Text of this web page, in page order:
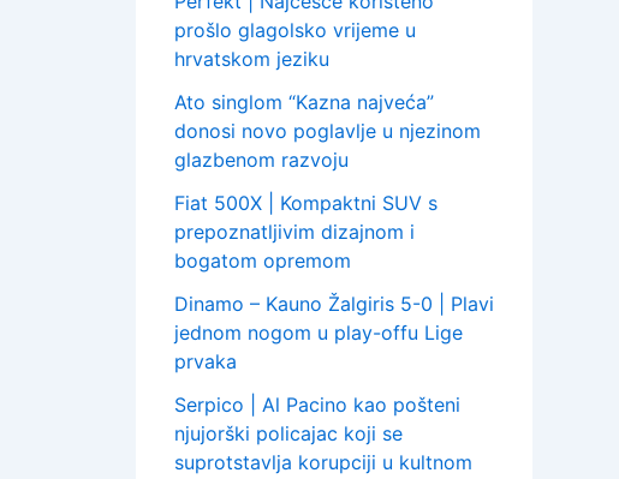
prošlo glagolsko vrijeme u
hrvatskom jeziku
Ato singlom “Kazna najveća”
donosi novo poglavlje u njezinom
glazbenom razvoju
Fiat 500X | Kompaktni SUV s
prepoznatljivim dizajnom i
bogatom opremom
Dinamo – Kauno Žalgiris 5-0 | Plavi
jednom nogom u play-offu Lige
prvaka
Serpico | Al Pacino kao pošteni
njujorški policajac koji se
suprotstavlja korupciji u kultnom